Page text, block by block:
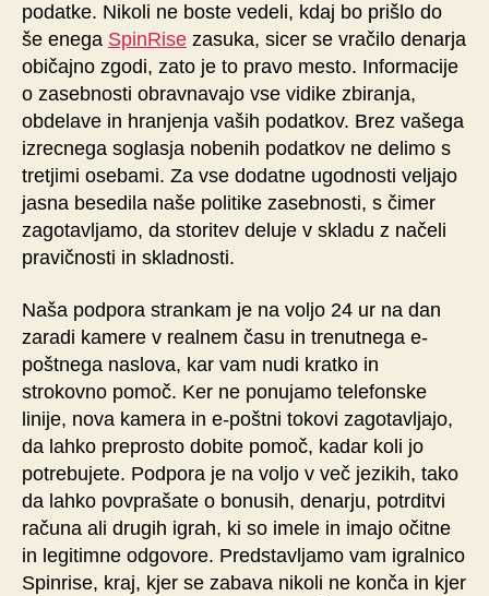
podatke. Nikoli ne boste vedeli, kdaj bo prišlo do
še enega SpinRise zasuka, sicer se vračilo denarja
običajno zgodi, zato je to pravo mesto. Informacije
o zasebnosti obravnavajo vse vidike zbiranja,
obdelave in hranjenja vaših podatkov. Brez vašega
izrecnega soglasja nobenih podatkov ne delimo s
tretjimi osebami. Za vse dodatne ugodnosti veljajo
jasna besedila naše politike zasebnosti, s čimer
zagotavljamo, da storitev deluje v skladu z načeli
pravičnosti in skladnosti.
Naša podpora strankam je na voljo 24 ur na dan
zaradi kamere v realnem času in trenutnega e-
poštnega naslova, kar vam nudi kratko in
strokovno pomoč. Ker ne ponujamo telefonske
linije, nova kamera in e-poštni tokovi zagotavljajo,
da lahko preprosto dobite pomoč, kadar koli jo
potrebujete. Podpora je na voljo v več jezikih, tako
da lahko povprašate o bonusih, denarju, potrditvi
računa ali drugih igrah, ki so imele in imajo očitne
in legitimne odgovore. Predstavljamo vam igralnico
Spinrise, kraj, kjer se zabava nikoli ne konča in kjer